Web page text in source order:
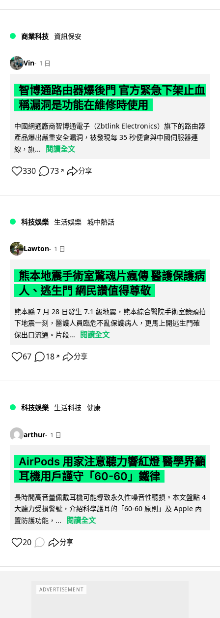
商業科技 資訊保安
Vin 1 日
智博通路由器爆後門 官方緊急下架止血
稱漏洞是功能在維修時使用
中國網通廠商智博通電子（Zbtlink Electronics）旗下的路由器
產品爆出嚴重安全漏洞，被發現每 35 秒便會與中國伺服器連
線，旗...
閱讀全文
330 73 ↗ 分享
科技娛樂 生活娛樂 城中熱話
Lawton 1 日
熊本地震手術室驚魂片瘋傳 醫護保護病
人、逃生門 網民讚值得尊敬
熊本縣 7 月 28 日發生 7.1 級地震，熊本綜合醫院手術室鏡頭拍
下地震一刻，醫護人員臨危不亂保護病人，更馬上開逃生門確
保出口流通。片段...
閱讀全文
67 18 ↗ 分享
科技娛樂 生活科技 健康
arthur 1 日
AirPods 用家注意聽力響紅燈 醫學界籲
耳機用戶謹守「60-60」鐵律
長時間高音量佩戴耳機可能導致永久性噪音性聽損。本文盤點 4
大聽力受損警號，介紹科學護耳的「60-60 原則」及 Apple 內
置防護功能，...
閱讀全文
20 分享
ADVERTISEMENT